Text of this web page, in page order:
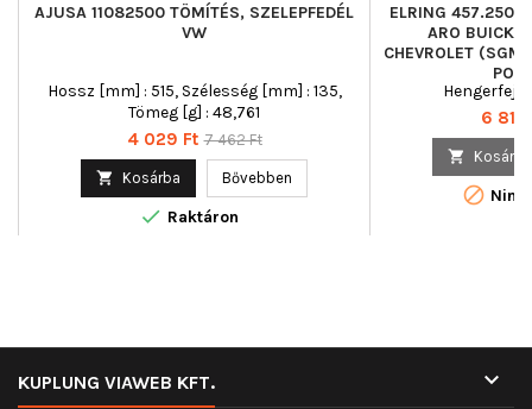
AJUSA 11082500 TÖMÍTÉS, SZELEPFEDÉL
VW
Hossz [mm] : 515, Szélesség [mm] : 135,
Tömeg [g] : 48,761
Ár
4 029 Ft Normál
7 462 Ft
 Kosárba Bővebben
 Raktáron
ELRING 457.250
ARO BUICK
CHEVROLET
Hengerfej
Ár
6 814
 Kosárba

KUPLUNG VIAWEB KFT. 